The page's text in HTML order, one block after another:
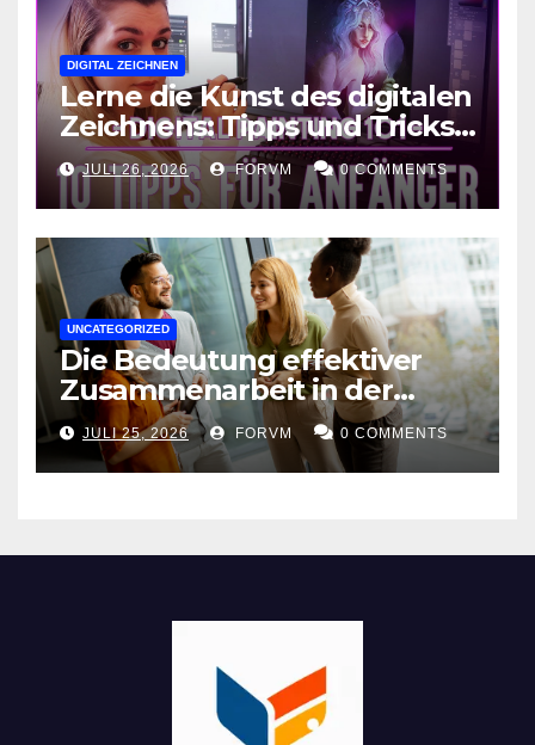
DIGITAL ZEICHNEN
Lerne die Kunst des digitalen
Zeichnens: Tipps und Tricks
für kreative Ausdruckskunst
JULI 26, 2026 FORVM 0 COMMENTS
UNCATEGORIZED
Die Bedeutung effektiver
Zusammenarbeit in der
Arbeitswelt
JULI 25, 2026 FORVM 0 COMMENTS